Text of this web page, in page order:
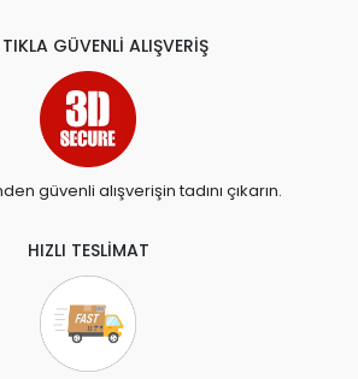
GÜVENLİ ALIŞVERİŞ
güvenli alışverişin tadını çıkarın.
HIZLI TESLİMAT